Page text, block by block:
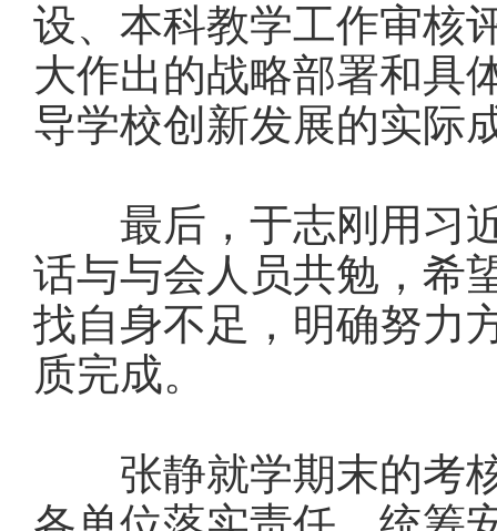
设、本科教学工作审核
大作出的战略部署和具
导学校创新发展的实际
最后，于志刚用习近
话与与会人员共勉，希
找自身不足，明确努力
质完成。
张静就学期末的考核